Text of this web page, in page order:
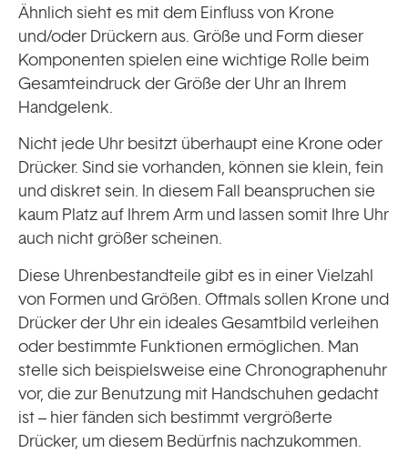
Ähnlich sieht es mit dem Einfluss von Krone
und/oder Drückern aus. Größe und Form dieser
Komponenten spielen eine wichtige Rolle beim
Gesamteindruck der Größe der Uhr an Ihrem
Handgelenk.
Nicht jede Uhr besitzt überhaupt eine Krone oder
Drücker. Sind sie vorhanden, können sie klein, fein
und diskret sein. In diesem Fall beanspruchen sie
kaum Platz auf Ihrem Arm und lassen somit Ihre Uhr
auch nicht größer scheinen.
Diese Uhrenbestandteile gibt es in einer Vielzahl
von Formen und Größen. Oftmals sollen Krone und
Drücker der Uhr ein ideales Gesamtbild verleihen
oder bestimmte Funktionen ermöglichen. Man
stelle sich beispielsweise eine Chronographenuhr
vor, die zur Benutzung mit Handschuhen gedacht
ist – hier fänden sich bestimmt vergrößerte
Drücker, um diesem Bedürfnis nachzukommen.